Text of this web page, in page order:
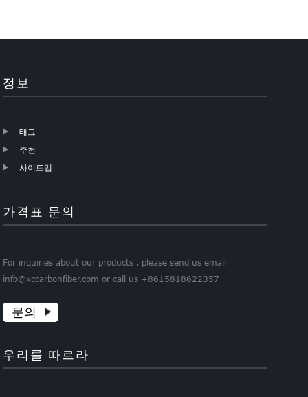
정보
태그
추천
사이트맵
가격표 문의
For inquiries about our products , please send us email
info@xccarbonfiber.com or call us +8615818622357
문의
우리를 따르라